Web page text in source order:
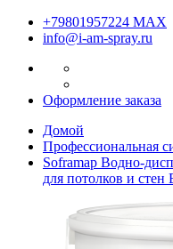
+79801957224 МАХ
info@i-am-spray.ru
Оформление заказа
Домой
Профессиональная
Soframap Водно-
для потолков и